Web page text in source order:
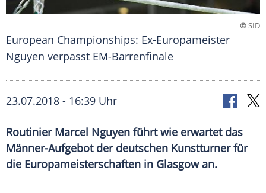
©SID
European Championships: Ex-Europameister
Nguyen verpasst EM-Barrenfinale
23.07.2018 - 16:39 Uhr
Routinier Marcel Nguyen führt wie erwartet das
Männer-Aufgebot der deutschen Kunstturner für
die Europameisterschaften in Glasgow an.